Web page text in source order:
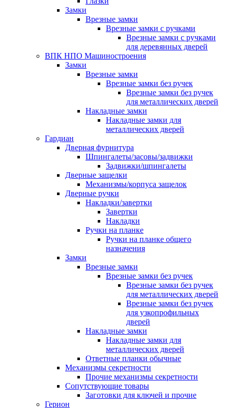
Замки
Врезные замки
Врезные замки с ручками
Врезные замки с ручками
для деревянных дверей
ВПК НПО Машиностроения
Замки
Врезные замки
Врезные замки без ручек
Врезные замки без ручек
для металлических дверей
Накладные замки
Накладные замки для
металлических дверей
Гардиан
Дверная фурнитура
Шпингалеты/засовы/задвижки
Задвижки/шпингалеты
Дверные защелки
Механизмы/корпуса защелок
Дверные ручки
Накладки/завертки
Завертки
Накладки
Ручки на планке
Ручки на планке общего
назначения
Замки
Врезные замки
Врезные замки без ручек
Врезные замки без ручек
для металлических дверей
Врезные замки без ручек
для узкопрофильных
дверей
Накладные замки
Накладные замки для
металлических дверей
Ответные планки обычные
Механизмы секретности
Прочие механизмы секретности
Сопутствующие товары
Заготовки для ключей и прочие
Герион